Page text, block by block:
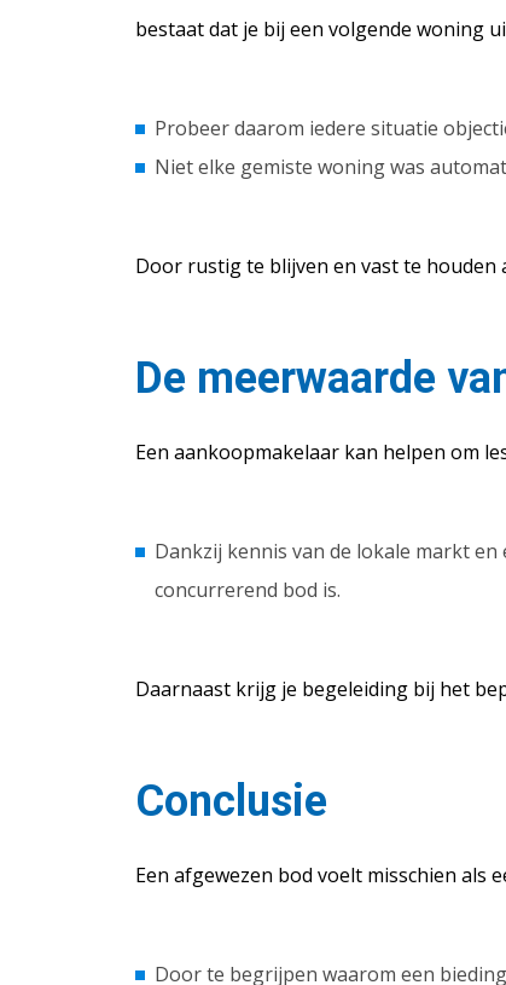
bestaat dat je bij een volgende woning
Probeer daarom iedere situatie
Niet elke gemiste woning was
Door rustig te blijven en vast te houden
De meerwaarde
Een aankoopmakelaar kan helpen om
Dankzij kennis van de lokale markt
concurrerend bod is.
Daarnaast krijg je begeleiding bij het
Conclusie
Een afgewezen bod voelt misschien als
Door te begrijpen waarom een